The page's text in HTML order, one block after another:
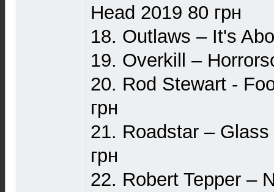
Head 2019 80 грн
18. Outlaws – It's
19. Overkill –
20. Rod Stewart -
грн
21. Roadstar –
грн
22. Robert Tepper –